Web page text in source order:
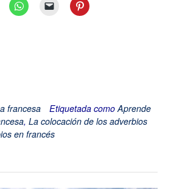
francesa Etiquetada como Aprende
, La colocación de los adverbios
en francés